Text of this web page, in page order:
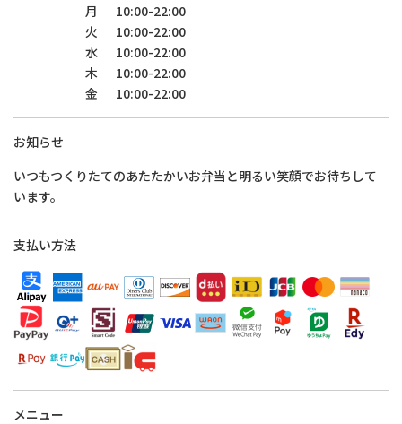
月
10:00-22:00
火
10:00-22:00
水
10:00-22:00
木
10:00-22:00
金
10:00-22:00
お知らせ
いつもつくりたてのあたたかいお弁当と明るい笑顔でお待ちして
います。
支払い方法
メニュー